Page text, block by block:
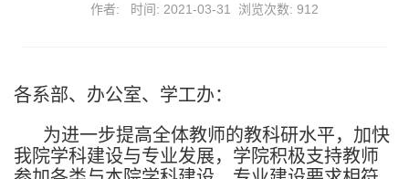
作者: 时间: 2021-03-31 浏览次数: 912
各系部、办公室、学工办：
为进一步提高全体教师的教科研水平，加快
我院学科建设与专业发展，学院积极支持教师